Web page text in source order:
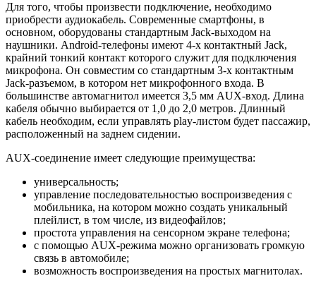
Для того, чтобы произвести подключение, необходимо
приобрести аудиокабель. Современные смартфоны, в
основном, оборудованы стандартным Jack-выходом на
наушники. Android-телефоны имеют 4-х контактный Jack,
крайний тонкий контакт которого служит для подключения
микрофона. Он совместим со стандартным 3-х контактным
Jack-разъемом, в котором нет микрофонного входа. В
большинстве автомагнитол имеется 3,5 мм AUX-вход. Длина
кабеля обычно выбирается от 1,0 до 2,0 метров. Длинный
кабель необходим, если управлять play-листом будет пассажир,
расположенный на заднем сидении.
AUX-соединение имеет следующие преимущества:
универсальность;
управление последовательностью воспроизведения с
мобильника, на котором можно создать уникальный
плейлист, в том числе, из видеофайлов;
простота управления на сенсорном экране телефона;
с помощью AUX-режима можно организовать громкую
связь в автомобиле;
возможность воспроизведения на простых магнитолах.